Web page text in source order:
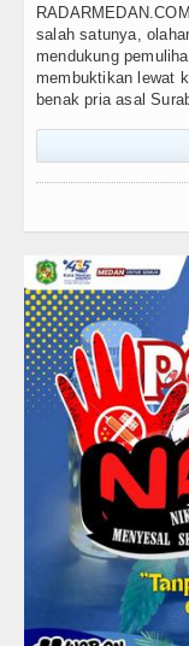
salah satunya,
mendukung
membuktikan lewat
benak pria asal